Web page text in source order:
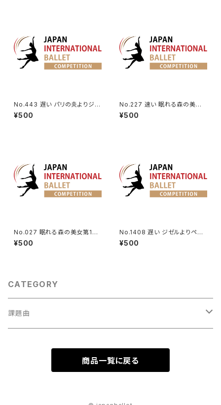
No.443 遅い パリの炎よりジャ
ンヌのVa.
¥500
No.227 速い 眠れる森の美女
第1幕よりオーロラ姫のVa.
¥500
No.027 眠れる森の美女第1幕
よりオーロラ姫のVa.
¥500
No.1408 遅い ジゼルよりペザ
ント男性Va. Ver2
¥500
CATEGORY
課題曲
商品一覧に戻る